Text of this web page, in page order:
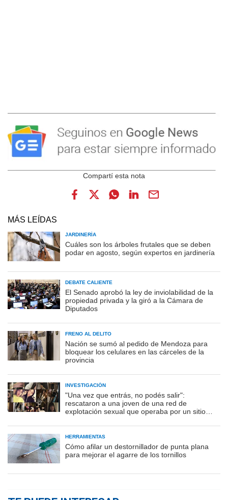
MÁS LEÍDAS
JARDINERÍA
Cuáles son los árboles frutales que se deben
podar en agosto, según expertos en jardinería
DEBATE CALIENTE
El Senado aprobó la ley de inviolabilidad de la
propiedad privada y la giró a la Cámara de
Diputados
FRENO AL DELITO
Nación se sumó al pedido de Mendoza para
bloquear los celulares en las cárceles de la
provincia
INVESTIGACIÓN
"Una vez que entrás, no podés salir":
rescataron a una joven de una red de
explotación sexual que operaba por un sitio
HERRAMIENTAS
Cómo afilar un destornillador de punta plana
para mejorar el agarre de los tornillos